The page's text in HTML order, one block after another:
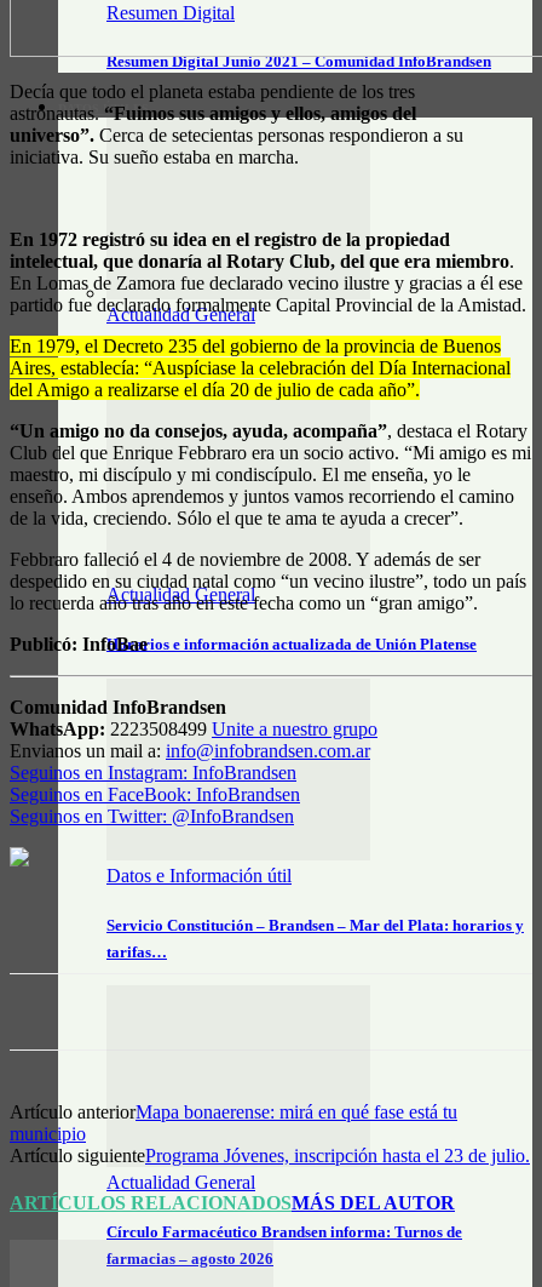
Resumen Digital
Resumen Digital Junio 2021 – Comunidad InfoBrandsen
DATOS ÚTILES
Actualidad General
Horarios y tarifas del tren Alejandro Korn – Chascomús
Actualidad General
Horarios e información actualizada de Unión Platense
Datos e Información útil
Servicio Constitución – Brandsen – Mar del Plata: horarios y
tarifas…
Actualidad General
Círculo Farmacéutico Brandsen informa: Turnos de
farmacias – agosto 2026
Decía que todo el planeta estaba pendiente de los tres
astronautas.“Fuimos sus amigos y ellos, amigos del
universo”. Cerca de setecientas personas respondieron a su
iniciativa. Su sueño estaba en marcha.
En 1972 registró su idea en el registro de la propiedad
intelectual, que donaría al Rotary Club, del que era miembro.
En Lomas de Zamora fue declarado vecino ilustre y gracias a él ese
partido fue declarado formalmente Capital Provincial de la Amistad.
En 1979, el Decreto 235 del gobierno de la provincia de Buenos
Aires, establecía: “Auspíciase la celebración del Día Internacional
del Amigo a realizarse el día 20 de julio de cada año”.
“Un amigo no da consejos, ayuda, acompaña”, destaca el Rotary
Club del que Enrique Febbraro era un socio activo. “Mi amigo es mi
maestro, mi discípulo y mi condiscípulo. El me enseña, yo le
enseño. Ambos aprendemos y juntos vamos recorriendo el camino
de la vida, creciendo. Sólo el que te ama te ayuda a crecer”.
Febbraro falleció el 4 de noviembre de 2008. Y además de ser
despedido en su ciudad natal como “un vecino ilustre”, todo un país
lo recuerda año tras año en este fecha como un “gran amigo”.
Publicó: InfoBae
Comunidad InfoBrandsen
WhatsApp: 2223508499 Unite a nuestro grupo
Envianos un mail a: info@infobrandsen.com.ar
Seguinos en Instagram: InfoBrandsen
Seguinos en FaceBook: InfoBrandsen
Seguinos en Twitter: @InfoBrandsen
Artículo anteriorMapa bonaerense: mirá en qué fase está tu
municipio
Artículo siguientePrograma Jóvenes, inscripción hasta el 23 de julio.
ARTÍCULOS RELACIONADOSMÁS DEL AUTOR